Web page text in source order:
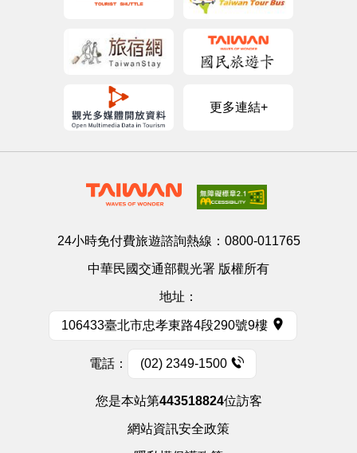
更多連結+
24小時免付費旅遊諮詢熱線： 0800-011765
中華民國交通部觀光署 版權所有
地址：
106433臺北市忠孝東路4段290號9樓
電話： (02) 2349-1500
您是本站第443518824位訪客
網站資訊安全政策